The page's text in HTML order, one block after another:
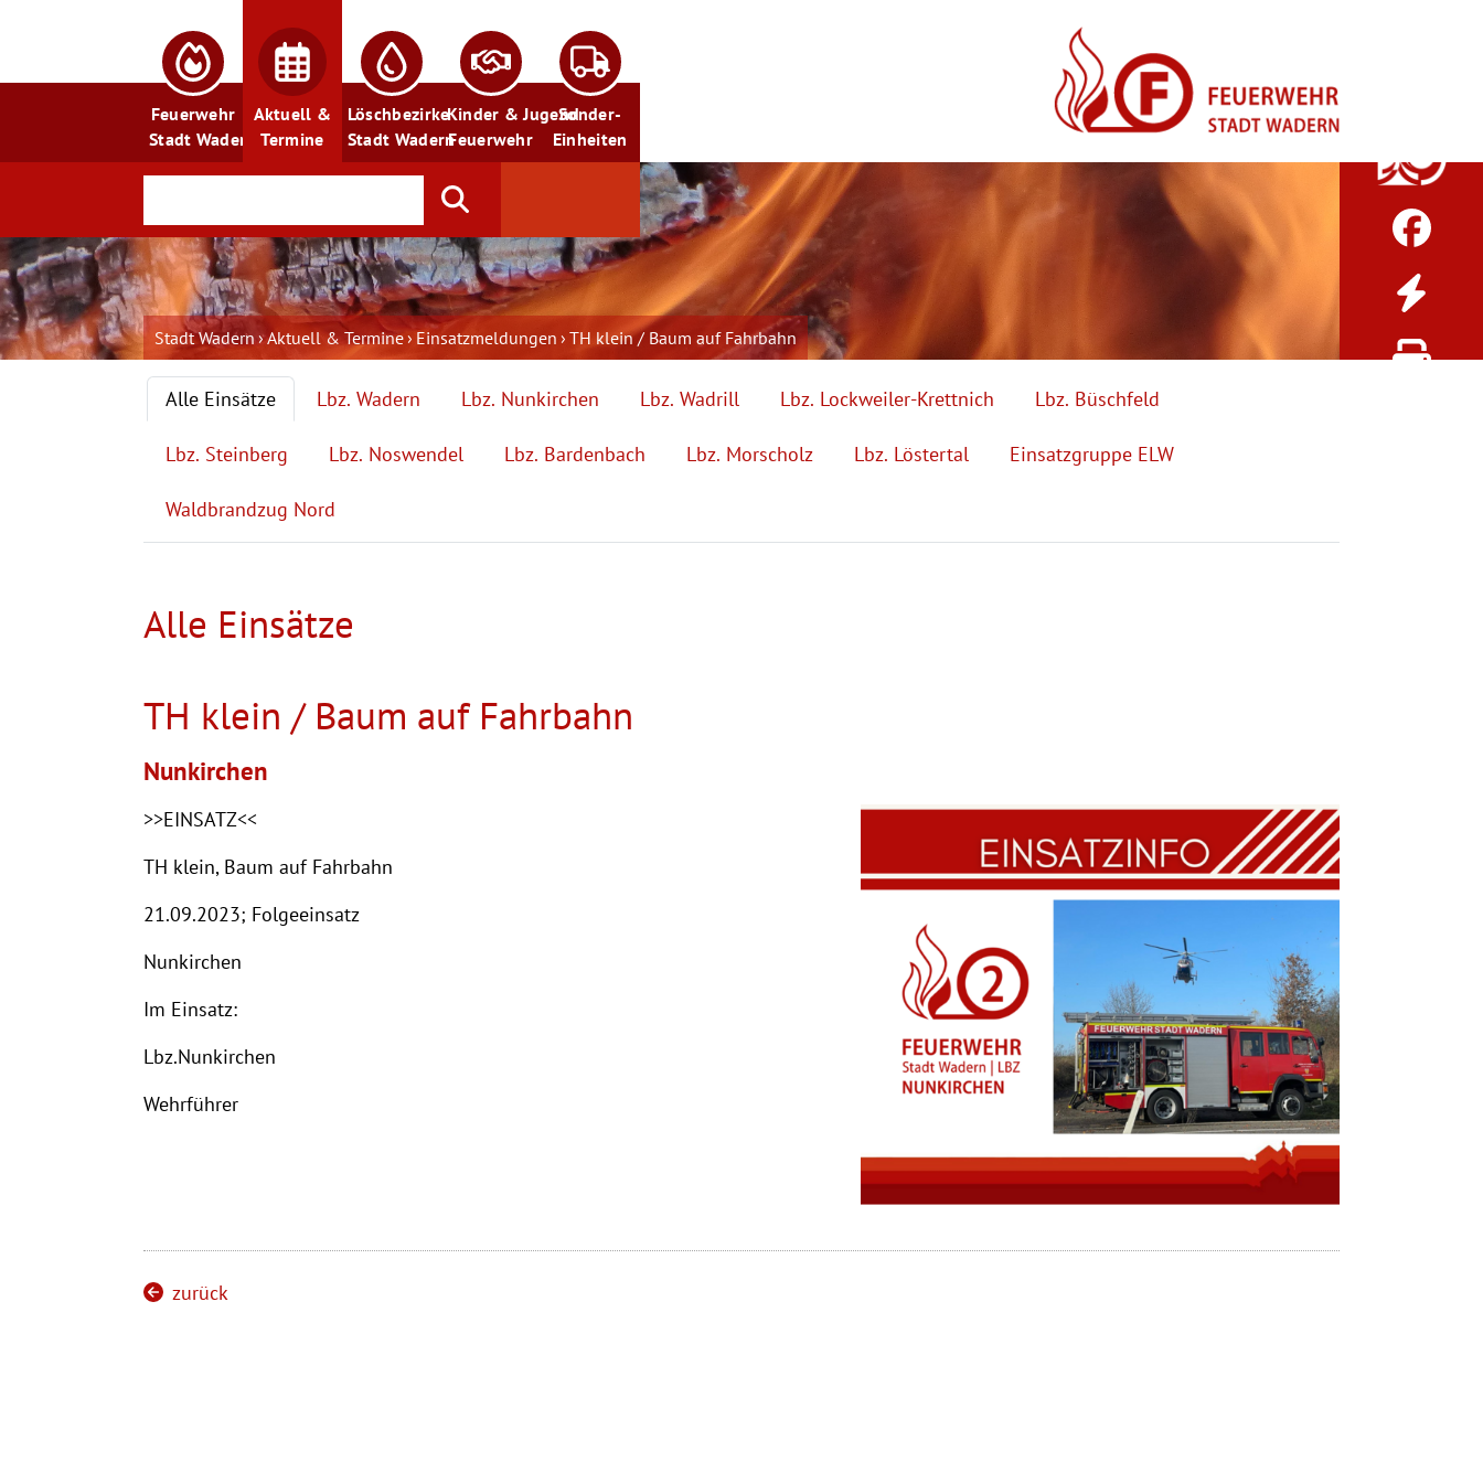
Feuerwehr
Stadt Wadern
Aktuell &
Termine
Löschbezirke
Stadt Wadern
Kinder & Jugend
Feuerwehr
Sonder-
Einheiten
Stadt Wadern Aktuell & Termine Einsatzmeldungen TH klein / Baum auf Fahrbahn
Alle Einsätze Lbz. Wadern Lbz. Nunkirchen Lbz. Wadrill Lbz. Lockweiler-Krettnich Lbz. Büschfeld
Lbz. Steinberg Lbz. Noswendel Lbz. Bardenbach Lbz. Morscholz Lbz. Löstertal Einsatzgruppe ELW
Waldbrandzug Nord
Alle Einsätze
TH klein / Baum auf Fahrbahn
Nunkirchen
>>EINSATZ<<
TH klein, Baum auf Fahrbahn
21.09.2023; Folgeeinsatz
Nunkirchen
Im Einsatz:
Lbz.Nunkirchen
Wehrführer
zurück